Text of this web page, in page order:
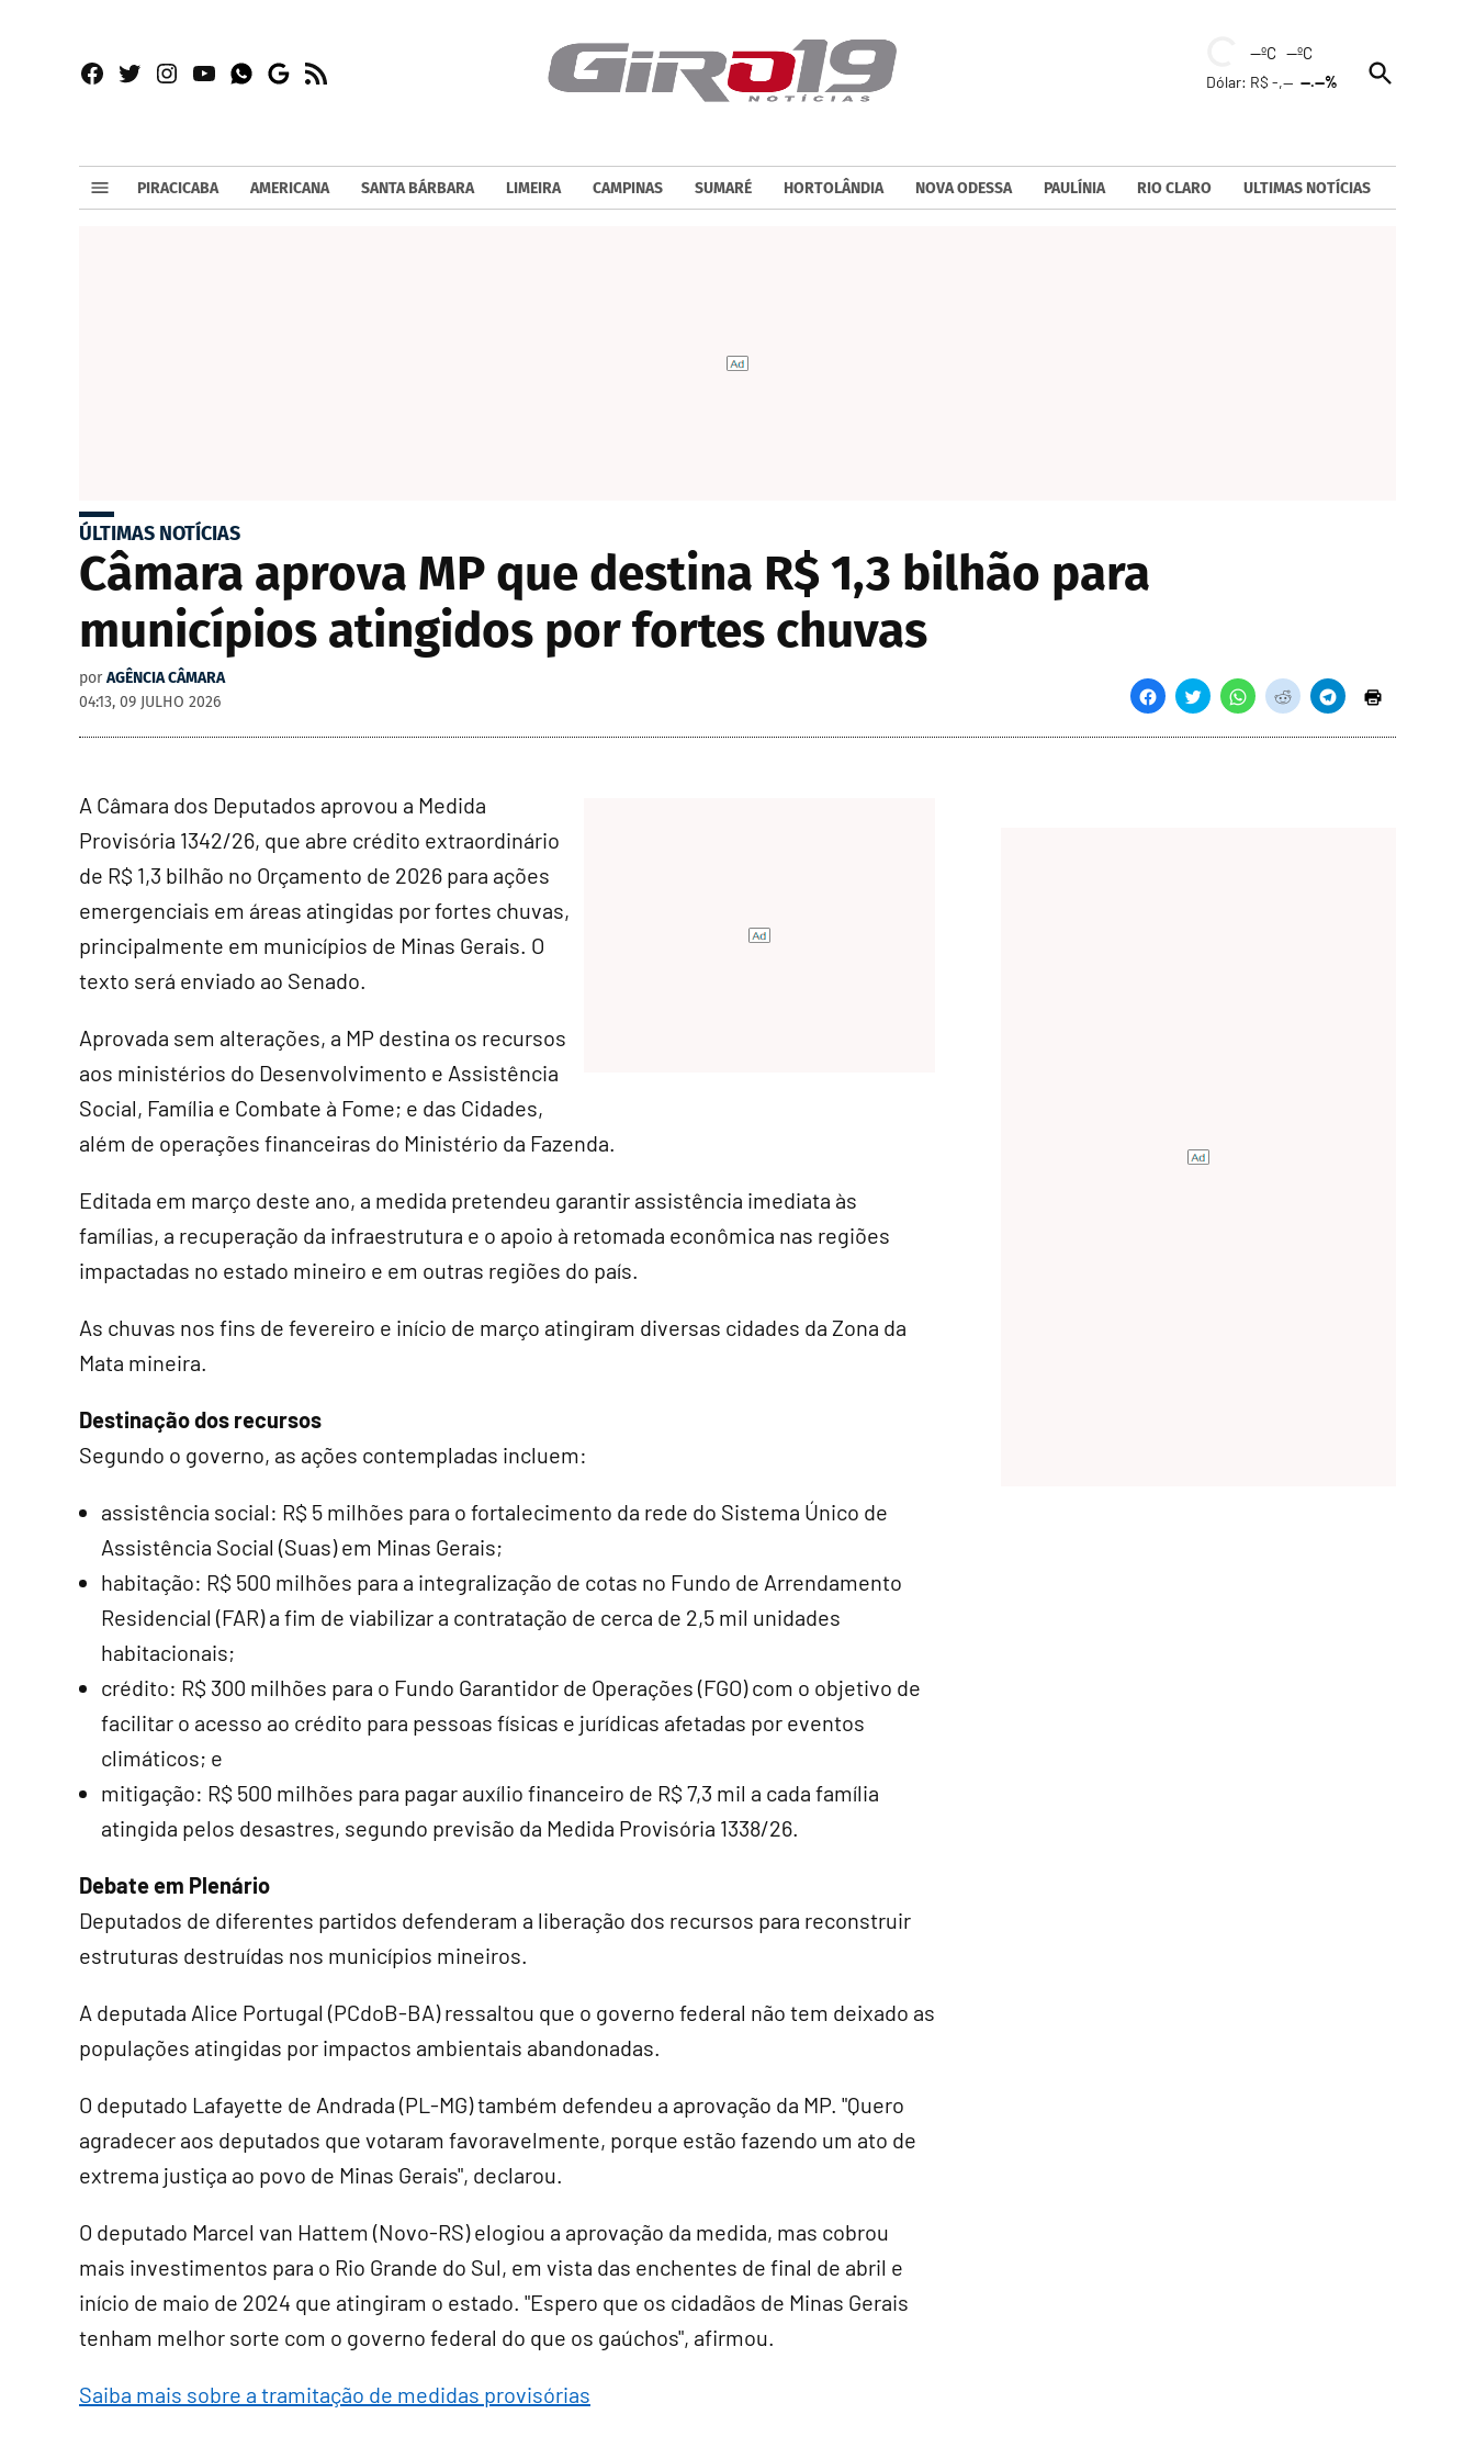
Facebook
TwitterInstagram
YouTubeWhatsapp
Google
RSS
--ºC --ºC
Dólar: R$ -,----.--%
Open
Search
PIRACICABA AMERICANA SANTA BÁRBARA LIMEIRA CAMPINAS SUMARÉ HORTOLÂNDIA NOVA ODESSA PAULÍNIA RIO CLARO ULTIMAS NOTÍCIAS
ÚLTIMAS NOTÍCIAS
Câmara aprova MP que destina R$ 1,3 bilhão para
municípios atingidos por fortes chuvas
por AGÊNCIA CÂMARA
04:13, 09 JULHO 2026
A Câmara dos Deputados aprovou a Medida
Provisória 1342/26, que abre crédito extraordinário
de R$ 1,3 bilhão no Orçamento de 2026 para ações
emergenciais em áreas atingidas por fortes chuvas,
principalmente em municípios de Minas Gerais. O
texto será enviado ao Senado.
Aprovada sem alterações, a MP destina os recursos
aos ministérios do Desenvolvimento e Assistência
Social, Família e Combate à Fome; e das Cidades,
além de operações financeiras do Ministério da Fazenda.
Editada em março deste ano, a medida pretendeu garantir assistência imediata às
famílias, a recuperação da infraestrutura e o apoio à retomada econômica nas regiões
impactadas no estado mineiro e em outras regiões do país.
As chuvas nos fins de fevereiro e início de março atingiram diversas cidades da Zona da
Mata mineira.
Destinação dos recursos
Segundo o governo, as ações contempladas incluem:
assistência social: R$ 5 milhões para o fortalecimento da rede do Sistema Único de
Assistência Social (Suas) em Minas Gerais;
habitação: R$ 500 milhões para a integralização de cotas no Fundo de Arrendamento
Residencial (FAR) a fim de viabilizar a contratação de cerca de 2,5 mil unidades
habitacionais;
crédito: R$ 300 milhões para o Fundo Garantidor de Operações (FGO) com o objetivo de
facilitar o acesso ao crédito para pessoas físicas e jurídicas afetadas por eventos
climáticos; e
mitigação: R$ 500 milhões para pagar auxílio financeiro de R$ 7,3 mil a cada família
atingida pelos desastres, segundo previsão da Medida Provisória 1338/26.
Debate em Plenário
Deputados de diferentes partidos defenderam a liberação dos recursos para reconstruir
estruturas destruídas nos municípios mineiros.
A deputada Alice Portugal (PCdoB-BA) ressaltou que o governo federal não tem deixado as
populações atingidas por impactos ambientais abandonadas.
O deputado Lafayette de Andrada (PL-MG) também defendeu a aprovação da MP. "Quero
agradecer aos deputados que votaram favoravelmente, porque estão fazendo um ato de
extrema justiça ao povo de Minas Gerais", declarou.
O deputado Marcel van Hattem (Novo-RS) elogiou a aprovação da medida, mas cobrou
mais investimentos para o Rio Grande do Sul, em vista das enchentes de final de abril e
início de maio de 2024 que atingiram o estado. "Espero que os cidadãos de Minas Gerais
tenham melhor sorte com o governo federal do que os gaúchos", afirmou.
Saiba mais sobre a tramitação de medidas provisórias